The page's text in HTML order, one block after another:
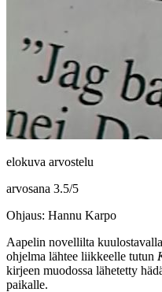
elokuva arvostelu
arvosana 3.5/5
Ohjaus: Hannu Karpo
Aapelin novellilta
ohjelma lähtee liikkeelle tutun
kirjeen muodossa lähetetty
paikalle.